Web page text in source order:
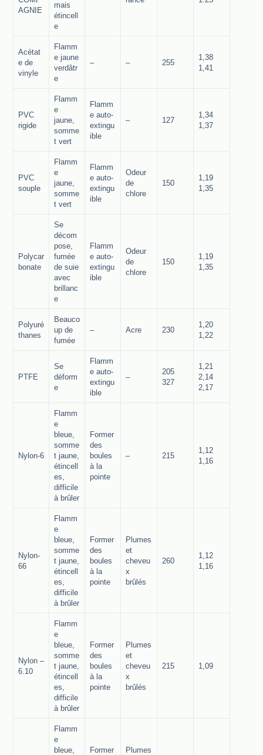
AGNIE
mais
étincell
e
Acétat
e de
vinyle
Flamm
e jaune
verdâtr
e
– – 255
1,38
1,41
PVC
rigide
Flamm
e
jaune,
somme
t vert
Flamm
e auto-
extingu
ible
– 127
1,34
1,37
PVC
souple
Flamm
e
jaune,
somme
t vert
Flamm
e auto-
extingu
ible
Odeur
de
chlore
150
1,19
1,35
Polycar
bonate
Se
décom
pose,
fumée
de suie
avec
brillanc
e
Flamm
e auto-
extingu
ible
Odeur
de
chlore
150
1,19
1,35
Polyuré
thanes
Beauco
up de
fumée
– Acre 230
1,20
1,22
PTFE
Se
déform
e
Flamm
e auto-
extingu
ible
–
205
327
1,21
2,14
2,17
Nylon-6
Flamm
e
bleue,
somme
t jaune,
étincell
es,
difficile
à brûler
Former
des
boules
à la
pointe
– 215
1,12
1,16
Nylon-
66
Flamm
e
bleue,
somme
t jaune,
étincell
es,
difficile
à brûler
Former
des
boules
à la
pointe
Plumes
et
cheveu
x
brûlés
260
1,12
1,16
Nylon –
6.10
Flamm
e
bleue,
somme
t jaune,
étincell
es,
difficile
à brûler
Former
des
boules
à la
pointe
Plumes
et
cheveu
x
brûlés
215 1,09
Flamm
e
bleue,
Former
Plumes